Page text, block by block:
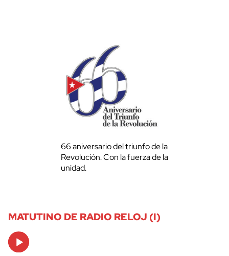
66 aniversario del triunfo de la
Revolución. Con la fuerza de la
unidad.
MATUTINO DE RADIO RELOJ (I)
Audio
Player